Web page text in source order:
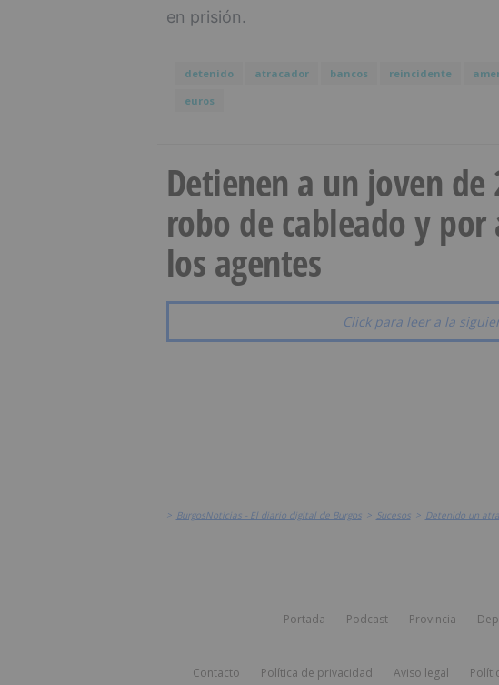
en prisión.
detenido atracador bancos reincidente
euros
Detienen a un joven
robo de cableado y
los agentes
Click para leer a la
> BurgosNoticias - El diario digital de Burgos > Sucesos > Detenido un
Portada Podcast Provincia
Contacto Política de privacidad Aviso legal